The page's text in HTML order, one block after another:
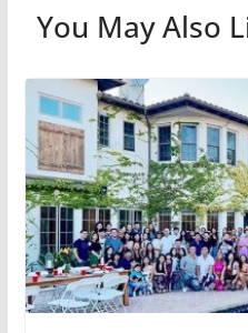
You May Also